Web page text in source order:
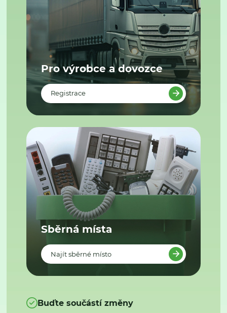
Pro výrobce a dovozce
Registrace
Sběrná místa
Najít sběrné místo
Buďte součástí změny